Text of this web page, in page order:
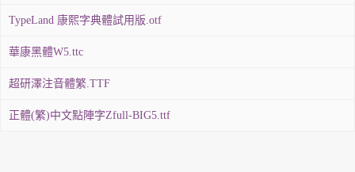
TypeLand 康熙字典體試用版.otf
華康黑體W5.ttc
超研澤注音體繁.TTF
正體(繁)中文點陣字Zfull-BIG5.ttf